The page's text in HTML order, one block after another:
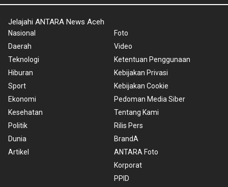
Jelajahi ANTARA News Aceh
Nasional
Daerah
Teknologi
Hiburan
Sport
Ekonomi
Kesehatan
Politik
Dunia
Artikel
Foto
Video
Ketentuan Penggunaan
Kebijakan Privasi
Kebijakan Cookie
Pedoman Media Siber
Tentang Kami
Rilis Pers
BrandA
ANTARA Foto
Korporat
PPID